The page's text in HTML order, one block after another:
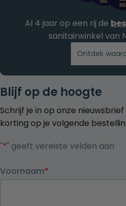
Blijf op de hoogte
Schrijf je in op onze
korting op je volgende
"*" geeft vereiste velden aan
Voornaam*
Al 4 jaar op een rij de
sanitairwinkel van
Ontdek